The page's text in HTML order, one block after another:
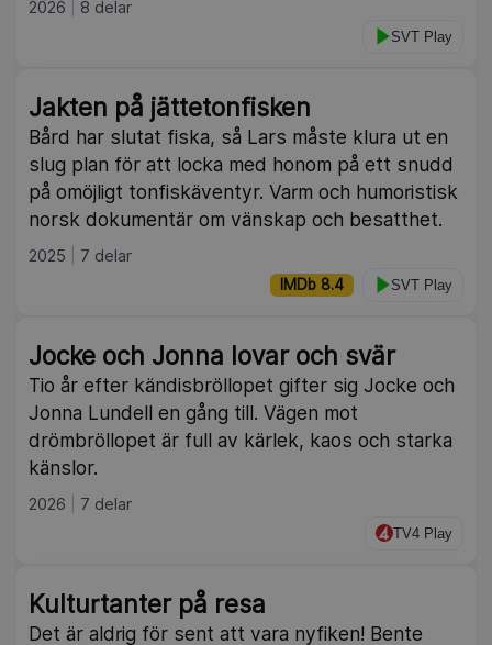
2026 8 delar
SVT Play
Jakten på jättetonfisken
Bård har slutat fiska, så Lars måste klura ut en
slug plan för att locka med honom på ett snudd
på omöjligt tonfiskäventyr. Varm och humoristisk
norsk dokumentär om vänskap och besatthet.
2025 7 delar
IMDb 8.4 SVT Play
Jocke och Jonna lovar och svär
Tio år efter kändisbröllopet gifter sig Jocke och
Jonna Lundell en gång till. Vägen mot
drömbröllopet är full av kärlek, kaos och starka
känslor.
2026 7 delar
TV4 Play
Kulturtanter på resa
Det är aldrig för sent att vara nyfiken! Bente